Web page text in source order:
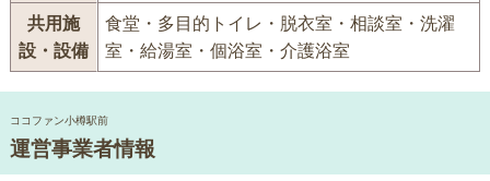
共用施
設・設備
食堂・多目的トイレ・脱衣室・相談室・洗濯
室・給湯室・個浴室・介護浴室
ココファン小樽駅前
運営事業者情報